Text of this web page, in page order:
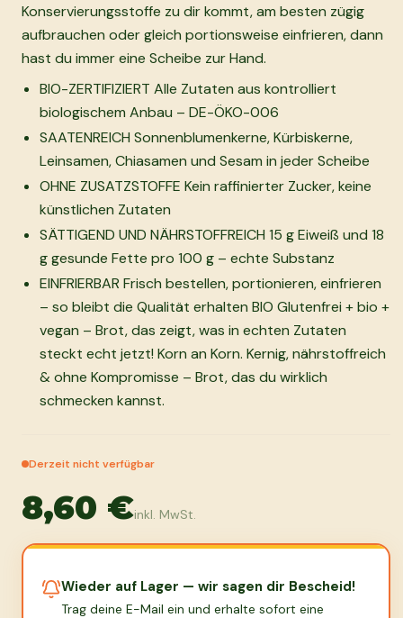
Konservierungsstoffe zu dir kommt, am besten zügig
aufbrauchen oder gleich portionsweise einfrieren, dann
hast du immer eine Scheibe zur Hand.
BIO-ZERTIFIZIERT Alle Zutaten aus kontrolliert
biologischem Anbau – DE-ÖKO-006
SAATENREICH Sonnenblumenkerne, Kürbiskerne,
Leinsamen, Chiasamen und Sesam in jeder Scheibe
OHNE ZUSATZSTOFFE Kein raffinierter Zucker, keine
künstlichen Zutaten
SÄTTIGEND UND NÄHRSTOFFREICH 15 g Eiweiß und 18
g gesunde Fette pro 100 g – echte Substanz
EINFRIERBAR Frisch bestellen, portionieren, einfrieren
– so bleibt die Qualität erhalten BIO Glutenfrei + bio +
vegan – Brot, das zeigt, was in echten Zutaten
steckt echt jetzt! Korn an Korn. Kernig, nährstoffreich
& ohne Kompromisse – Brot, das du wirklich
schmecken kannst.
Derzeit nicht verfügbar
8,60 €inkl. MwSt.
Wieder auf Lager — wir sagen dir Bescheid!
Trag deine E-Mail ein und erhalte sofort eine